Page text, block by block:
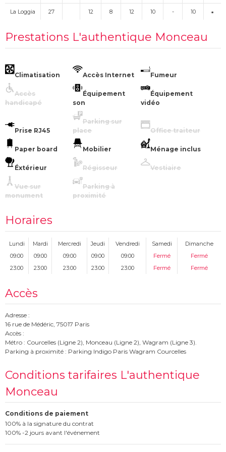
La Loggia 27 12 8 12 10 - 10
Prestations L'authentique Monceau
Climatisation Accès Internet Fumeur
Accès
handicapé
Équipement
son
Équipement
vidéo
Prise RJ45
Parking sur
place
Office traiteur
Paper board Mobilier Ménage inclus
Éxtérieur Régisseur Vestiaire
Vue sur
monument
Parking à
proximité
Horaires
Lundi Mardi Mercredi Jeudi Vendredi Samedi
Dimanche
09:00
09:00 09:00 09:00 09:00 Fermé
Fermé
23:00
23:00 23:00 23:00 23:00 Fermé Fermé
Accès
Adresse :
16 rue de Médéric, 75017 Paris
Accès :
Métro : Courcelles (Ligne 2), Monceau (Ligne 2), Wagram (Ligne 3).
Parking à proximité : Parking Indigo Paris Wagram Courcelles
Conditions tarifaires L'authentique
Monceau
Conditions de paiement
100% à la signature du contrat
100% -2 jours avant l'événement